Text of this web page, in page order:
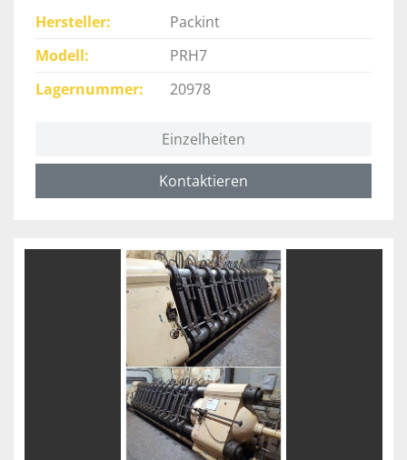
Hersteller
Packint
Modell
PRH7
Lagernummer
20978
Einzelheiten
Kontaktieren